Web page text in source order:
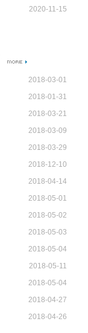
2020-11-15
2018-03-01
2018-01-31
2018-03-21
2018-03-09
2018-03-29
2018-12-10
2018-04-14
2018-05-01
2018-05-02
2018-05-03
2018-05-04
2018-05-11
2018-05-04
2018-04-27
2018-04-26